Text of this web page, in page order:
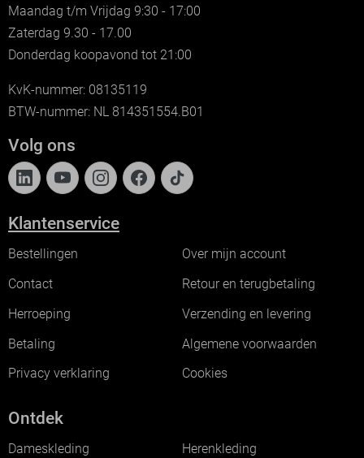
Maandag t/m Vrijdag 9:30 - 17:00
Zaterdag 9.30 - 17.00
Donderdag koopavond tot 21:00
KvK-nummer: 08135119
BTW-nummer: NL 814351554.B01
Volg ons
Klantenservice
Bestellingen
Over mijn account
Contact
Retour en terugbetaling
Herroeping
Verzending en levering
Betaling
Algemene voorwaarden
Privacy verklaring
Cookies
Ontdek
Dameskleding
Herenkleding